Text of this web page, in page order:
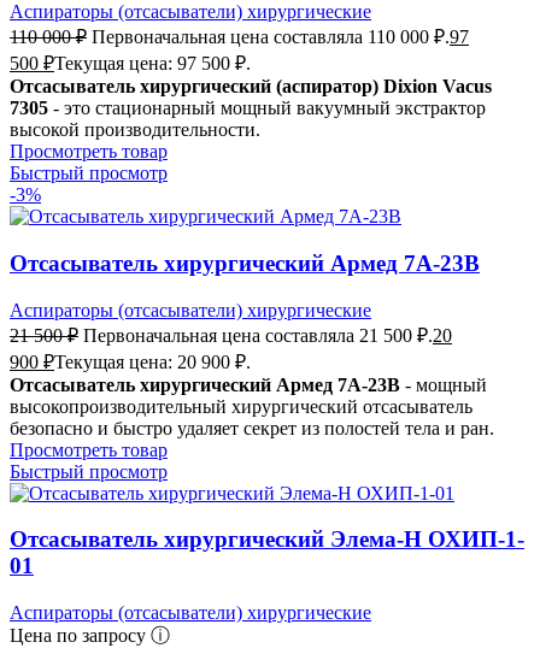
Аспираторы (отсасыватели) хирургические
110 000₽ Первоначальная цена составляла 110 000 ₽.97
500 ₽Текущая цена: 97 500 ₽.
Отсасыватель хирургический (аспиратор) Dixion Vacus
7305 - это стационарный мощный вакуумный экстрактор
высокой производительности.
Просмотреть товар
Быстрый просмотр
-3%
Отсасыватель хирургический Армед 7A-23B
Аспираторы (отсасыватели) хирургические
21 500₽ Первоначальная цена составляла 21 500 ₽.20
900 ₽Текущая цена: 20 900 ₽.
Отсасыватель хирургический Армед 7A-23B - мощный
высокопроизводительный хирургический отсасыватель
безопасно и быстро удаляет секрет из полостей тела и ран.
Просмотреть товар
Быстрый просмотр
Отсасыватель хирургический Элема-Н ОХИП-1-
01
Аспираторы (отсасыватели) хирургические
Цена по запросу ⓘ